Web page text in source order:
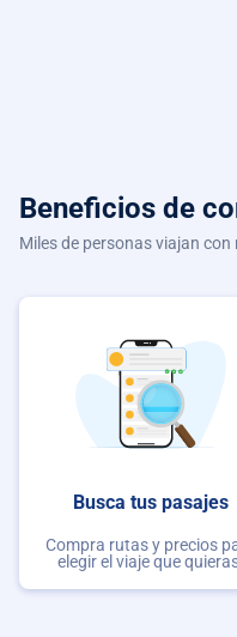
Beneficios de
Miles de personas viajan
Busca tus pasajes
Compra rutas y precios
elegir el viaje que